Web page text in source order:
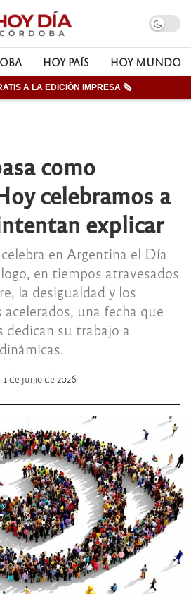
HOY PAÍS HOY MUNDO
A LA EDICIÓN IMPRESA 🗞
como
celebramos a
explicar
en Argentina el Día
en tiempos atravesados
la desigualdad y los
una fecha que
dedican su trabajo a
1 de junio de 2026